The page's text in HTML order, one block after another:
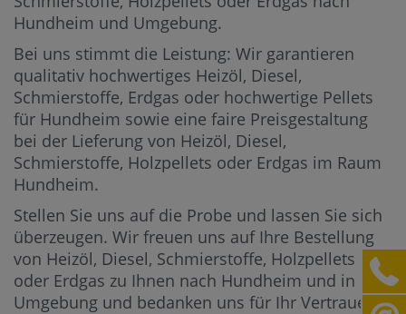
Hundheim und Umgebung.
Bei uns stimmt die Leistung: Wir garantieren
qualitativ hochwertiges Heizöl, Diesel,
Schmierstoffe, Erdgas oder hochwertige Pellets
für Hundheim sowie eine faire Preisgestaltung
bei der Lieferung von Heizöl, Diesel,
Schmierstoffe, Holzpellets oder Erdgas im Raum
Hundheim.
Stellen Sie uns auf die Probe und lassen Sie sich
überzeugen. Wir freuen uns auf Ihre Bestellung
von Heizöl, Diesel, Schmierstoffe, Holzpellets
oder Erdgas zu Ihnen nach Hundheim und in die
Umgebung und bedanken uns für Ihr Vertrauen.